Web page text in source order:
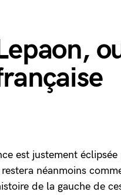
est justement éclipsée
néanmoins
de la gauche de